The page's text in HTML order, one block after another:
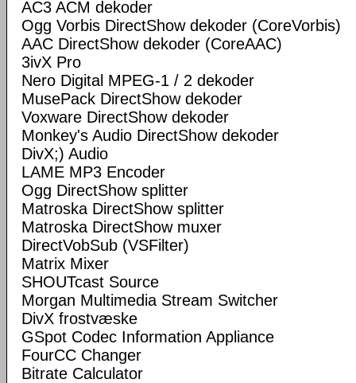
AC3 ACM dekoder
Ogg Vorbis DirectShow dekoder (CoreVorbis)
AAC DirectShow dekoder (CoreAAC)
3ivX Pro
Nero Digital MPEG-1 / 2 dekoder
MusePack DirectShow dekoder
Voxware DirectShow dekoder
Monkey's Audio DirectShow dekoder
DivX;) Audio
LAME MP3 Encoder
Ogg DirectShow splitter
Matroska DirectShow splitter
Matroska DirectShow muxer
DirectVobSub (VSFilter)
Matrix Mixer
SHOUTcast Source
Morgan Multimedia Stream Switcher
DivX frostvæske
GSpot Codec Information Appliance
FourCC Changer
Bitrate Calculator